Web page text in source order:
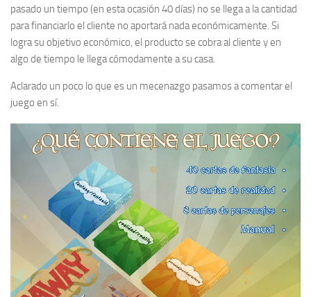
pasado un tiempo (en esta ocasión 40 días) no se llega a la cantidad
para financiarlo el cliente no aportará nada económicamente. Si
logra su objetivo económico, el producto se cobra al cliente y en
algo de tiempo le llega cómodamente a su casa.
Aclarado un poco lo que es un mecenazgo pasamos a comentar el
juego en sí.